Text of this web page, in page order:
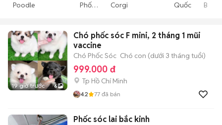
Poodle
Phốc
Corgi
Quốc
19 giờ trước 6
Chó phốc sóc F mini, 2 tháng 1 mũi
vaccine
Chó Phốc Sóc Chó con (dưới 3 tháng tuổi)
999.000 đ
Tp Hồ Chí Minh
4.2 77 đã bán
Phốc sóc lai bắc kinh